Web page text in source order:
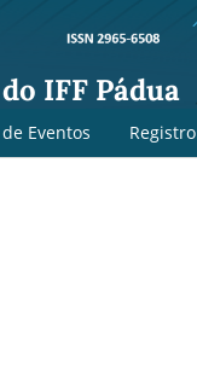
IFF Pádua
Eventos Registro